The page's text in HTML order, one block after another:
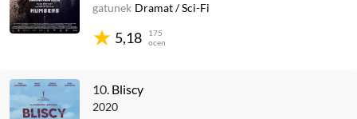
5,18
175
ocen
gatunek Dramat/Sci-Fi
10. Bliscy
2020